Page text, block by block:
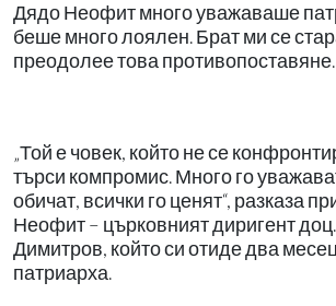
Дядо Неофит много уважаваше
беше много лоялен. Брат ми се
преодолее това противопоставяне.
„Той е човек, който не се
търси компромис. Много го
обичат, всички го ценят“, разказа
Неофит – църковният диригент
Димитров, който си отиде два
патриарха.